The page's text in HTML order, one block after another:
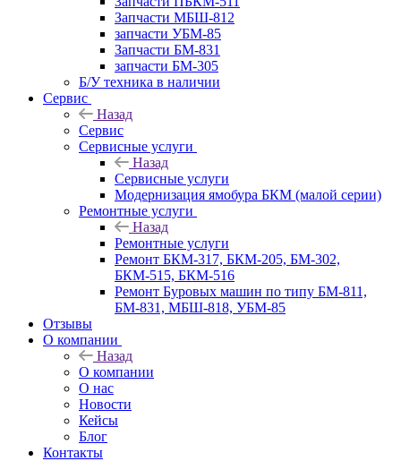
Запчасти МБШ-812
запчасти УБМ-85
Запчасти БМ-831
запчасти БМ-305
Б/У техника в наличии
Сервис
Назад
Сервис
Сервисные услуги
Назад
Сервисные услуги
Модернизация ямобура БКМ (малой серии)
Ремонтные услуги
Назад
Ремонтные услуги
Ремонт БКМ-317, БКМ-205, БМ-302,
БКМ-515, БКМ-516
Ремонт Буровых машин по типу БМ-811,
БМ-831, МБШ-818, УБМ-85
Отзывы
О компании
Назад
О компании
О нас
Новости
Кейсы
Блог
Контакты